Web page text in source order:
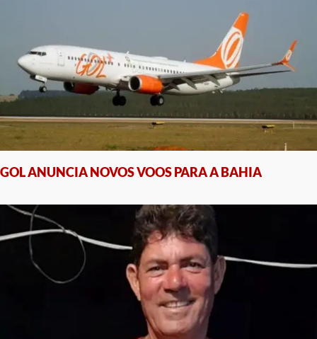
GOL ANUNCIA NOVOS VOOS PARA A BAHIA